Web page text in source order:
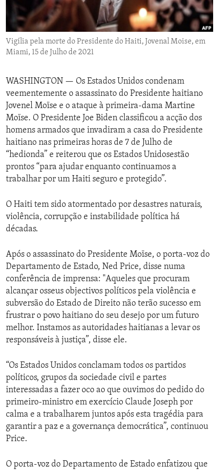
ENVIRONMENT AND HEALTH
IDEALS AND INSTITUTIONS
Vigília pela morte do Presidente do Haiti, Jovenal Moise, em
Miami, 15 de Julho de 2021
WASHINGTON — Os Estados Unidos condenam
veementemente o assassinato do Presidente haitiano
Jovenel Moïse e o ataque à primeira-dama Martine
Moïse. O Presidente Joe Biden classificou a acção dos
homens armados que invadiram a casa do Presidente
haitiano nas primeiras horas de 7 de Julho de
“hedionda” e reiterou que os Estados Unidosestão
prontos “para ajudar enquanto continuamos a
trabalhar por um Haiti seguro e protegido”.
O Haiti tem sido atormentado por desastres naturais,
violência, corrupção e instabilidade política há
décadas.
Após o assassinato do Presidente Moïse, o porta-voz do
Departamento de Estado, Ned Price, disse numa
conferência de imprensa: "Aqueles que procuram
alcançar osseus objectivos políticos pela violência e
subversão do Estado de Direito não terão sucesso em
frustrar o povo haitiano do seu desejo por um futuro
melhor. Instamos as autoridades haitianas a levar os
responsáveis à justiça”, disse ele.
“Os Estados Unidos conclamam todos os partidos
políticos, grupos da sociedade civil e partes
interessadas a fazer oco ao que ouvimos do pedido do
primeiro-ministro em exercício Claude Joseph por
calma e a trabalharem juntos após esta tragédia para
garantir a paz e a governança democrática”, continuou
Price.
O porta-voz do Departamento de Estado enfatizou que